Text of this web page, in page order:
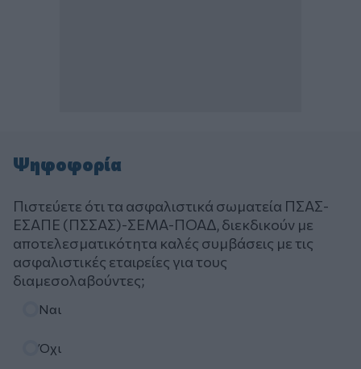
Ψηφοφορία
Πιστεύετε ότι τα ασφαλιστικά σωματεία ΠΣΑΣ-
ΕΣΑΠΕ (ΠΣΣΑΣ)-ΣΕΜΑ-ΠΟΑΔ, διεκδικούν με
αποτελεσματικότητα καλές συμβάσεις με τις
ασφαλιστικές εταιρείες για τους
διαμεσολαβούντες;
Ναι
Όχι